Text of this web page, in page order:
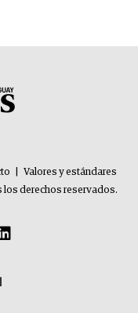
Valores y estándares
derechos reservados.